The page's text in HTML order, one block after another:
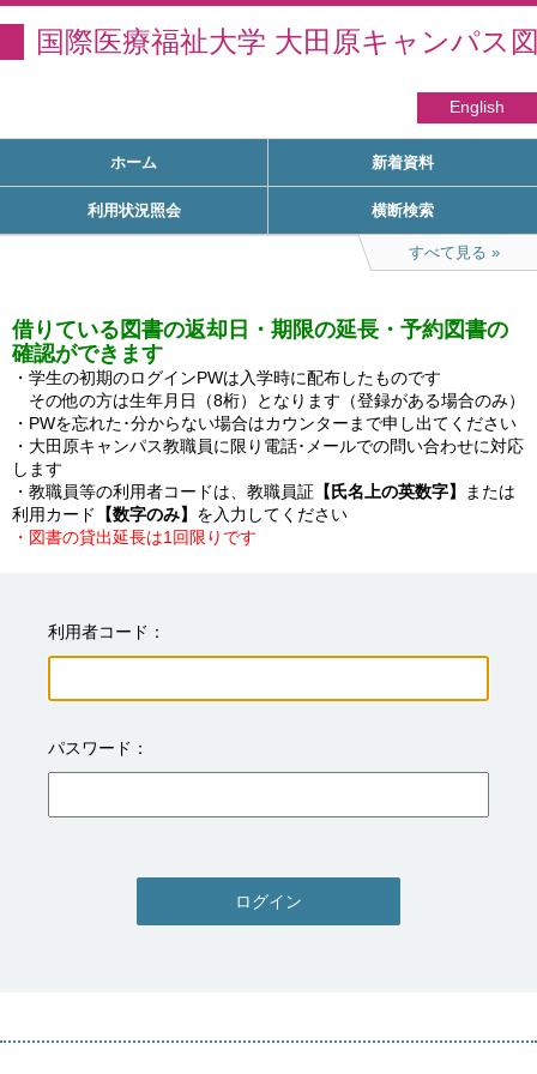
国際医療福祉大学 大田原キャンパス
English
ホーム 新着資料
利用状況照会 横断検索
すべて見る
借りている図書の返却日・期限の延長・予約図書の
確認ができます
・学生の初期のログインPWは入学時に配布したものです
その他の方は生年月日（8桁）となります（登録がある場合のみ）
・PWを忘れた･分からない場合はカウンターまで申し出てください
・大田原キャンパス教職員に限り電話･メールでの問い合わせに対応
します
・教職員等の利用者コードは、教職員証 【氏名上の英数字】
または
利用カード
【数字のみ】
・図書の貸出延長は1回限りです
利用者コード
パスワード
ログイン